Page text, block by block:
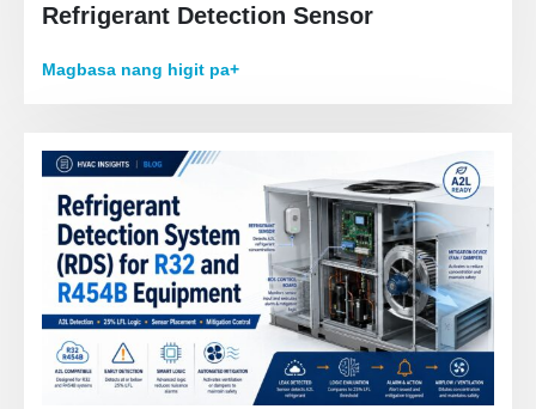
Refrigerant Detection Sensor
Magbasa nang higit pa+